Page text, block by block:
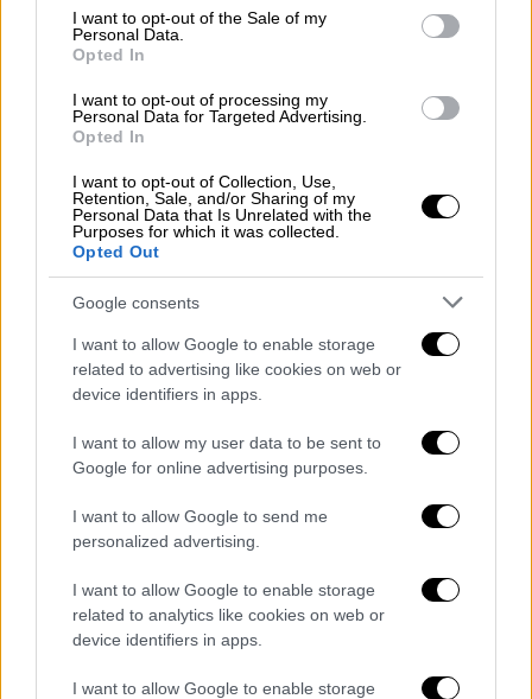
consent section.
I want to opt-out of the Sale of my
Personal Data.
Opted In
I want to opt-out of processing my
Personal Data for Targeted Advertising.
Opted In
I want to opt-out of Collection, Use,
Retention, Sale, and/or Sharing of my
Personal Data that Is Unrelated with the
Purposes for which it was collected.
Opted Out
Google consents
I want to allow Google to enable storage
related to advertising like cookies on web or
device identifiers in apps.
I want to allow my user data to be sent to
Google for online advertising purposes.
I want to allow Google to send me
personalized advertising.
I want to allow Google to enable storage
related to analytics like cookies on web or
device identifiers in apps.
I want to allow Google to enable storage
Τούρκων και ενέπνευσε τον Μαβίλη
Ο Ριτσιότι Γκαριμπάλντι γιος του Τζιουζέπε
πολέμησε δύο φορές στο πλευρό των
Ελλήνων στις μάχες κατά των Τούρκων το
1897 στο Δομοκό και το 1912 στο Δρίσκο.
Σαν Σήμερα|28.11.2023 00:00
Λορέντζος Μαβίλης: Πώς ένας ποιητής
έπεσε νεκρός από σφαίρες στον Α'
Βαλκανικό Πόλεμο